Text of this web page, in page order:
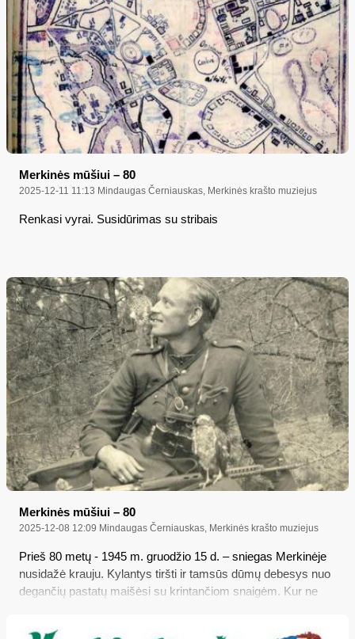
Merkinės mūšiui – 80
2025-12-11 11:13 Mindaugas Černiauskas, Merkinės krašto muziejus
Renkasi vyrai. Susidūrimas su stribais
Merkinės mūšiui – 80
2025-12-08 12:09 Mindaugas Černiauskas, Merkinės krašto muziejus
Prieš 80 metų - 1945 m. gruodžio 15 d. – sniegas Merkinėje
nusidažė krauju. Kylantys tiršti ir tamsūs dūmų debesys nuo
degančių pastatų maišėsi su krintančiom snaigėm. Kur ne
bei tolstančios Lietuvos partizanų komandos atsitraukti. Čia